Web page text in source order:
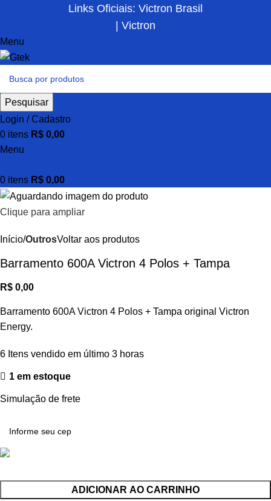
Links Oficiais: Victron Brasil
| Victron
Menu
Pesquisar
Login / Cadastro
0 itens R$ 0,00
Menu
0 itens R$ 0,00
Clique para ampliar
Início OutrosVoltar aos produtos
Barramento 600A Victron 4 Polos + Tampa
R$ 0,00
Barramento 600A Victron 4 Polos + Tampa original Victron
Energy.
6 Itens vendido em último 3 horas
1 em estoque
Simulação de frete
ADICIONAR AO CARRINHO